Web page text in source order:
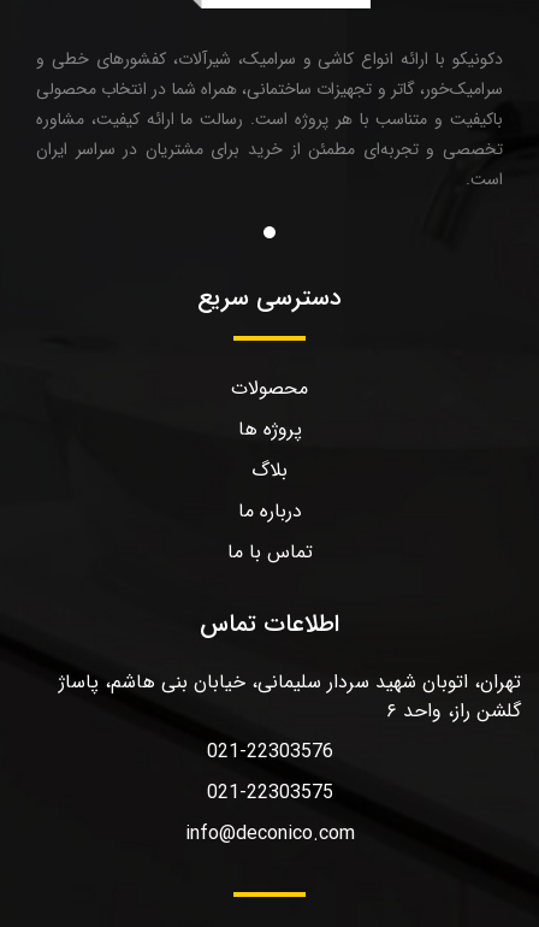
دکونیکو با ارائه انواع کاشی و سرامیک، شیرآلات، کفشورهای خطی و
سرامیک‌خور، گاتر و تجهیزات ساختمانی، همراه شما در انتخاب محصولی
باکیفیت و متناسب با هر پروژه است. رسالت ما ارائه کیفیت، مشاوره
تخصصی و تجربه‌ای مطمئن از خرید برای مشتریان در سراسر ایران
است.
دسترسی سریع
محصولات
پروژه ها
بلاگ
درباره ما
تماس با ما
اطلاعات تماس
تهران، اتوبان شهید سردار سلیمانی، خیابان بنی هاشم، پاساژ
گلشن راز، واحد ۶
021-22303576
021-22303575
info@deconico.com